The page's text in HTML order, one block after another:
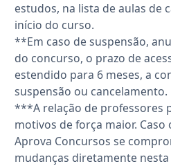
estudos, na lista de aulas de
início do curso.
**Em caso de suspensão,
do concurso, o prazo de
estendido para 6 meses, a
suspensão ou cancelamento.
***A relação de professores
motivos de força maior.
Aprova Concursos se
mudanças diretamente